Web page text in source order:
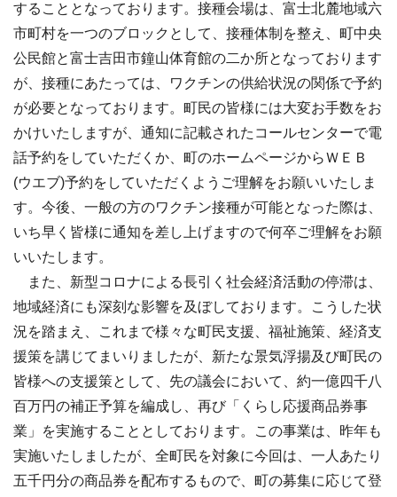
することとなっております。接種会場は、富士北麓地域六
市町村を一つのブロックとして、接種体制を整え、町中央
公民館と富士吉田市鐘山体育館の二か所となっております
が、接種にあたっては、ワクチンの供給状況の関係で予約
が必要となっております。町民の皆様には大変お手数をお
かけいたしますが、通知に記載されたコールセンターで電
話予約をしていただくか、町のホームページからＷＥＢ
(ウエブ)予約をしていただくようご理解をお願いいたしま
す。今後、一般の方のワクチン接種が可能となった際は、
いち早く皆様に通知を差し上げますので何卒ご理解をお願
いいたします。
また、新型コロナによる長引く社会経済活動の停滞は、
地域経済にも深刻な影響を及ぼしております。こうした状
況を踏まえ、これまで様々な町民支援、福祉施策、経済支
援策を講じてまいりましたが、新たな景気浮揚及び町民の
皆様への支援策として、先の議会において、約一億四千八
百万円の補正予算を編成し、再び「くらし応援商品券事
業」を実施することとしております。この事業は、昨年も
実施いたしましたが、全町民を対象に今回は、一人あたり
五千円分の商品券を配布するもので、町の募集に応じて登